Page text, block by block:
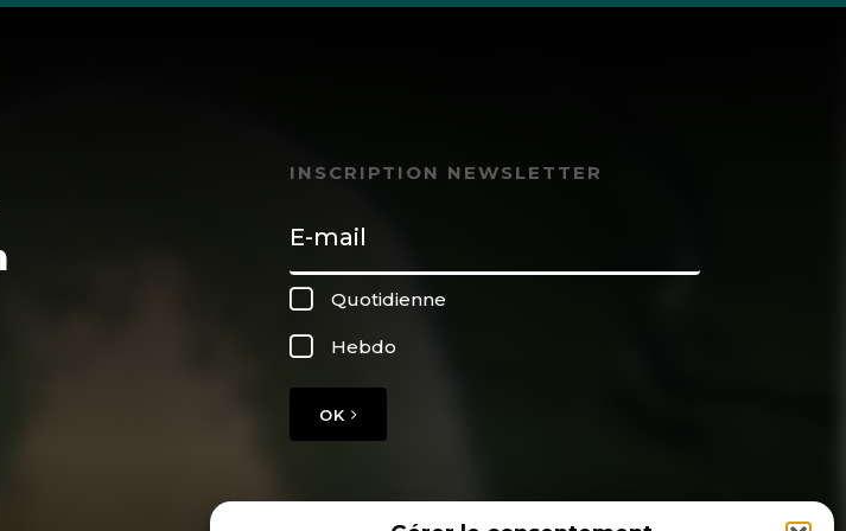
INSCRIPTION NEWSLETTER
Quotidienne
Hebdo
OK